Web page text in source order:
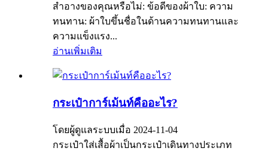
สำอางของคุณหรือไม่: ข้อดีของผ้าใบ: ความ
ทนทาน: ผ้าใบขึ้นชื่อในด้านความทนทานและ
ความแข็งแรง...
อ่านเพิ่มเติม
กระเป๋าการ์เม้นท์คืออะไร?
โดยผู้ดูแลระบบเมื่อ 2024-11-04
กระเป๋าใส่เสื้อผ้าเป็นกระเป๋าเดินทางประเภท